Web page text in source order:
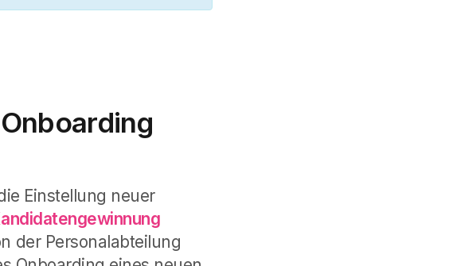
Einstellung neuer
der Personalabteilung